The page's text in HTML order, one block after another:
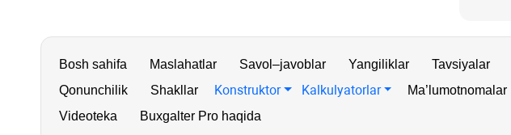
Bosh sahifa Maslahatlar Savol–javoblar Yangiliklar Tavsiyalar
Qonunchilik
Shakllar Konstruktor Kalkulyatorlar Ma’lumotnomalar
Videoteka Buxgalter Pro haqida